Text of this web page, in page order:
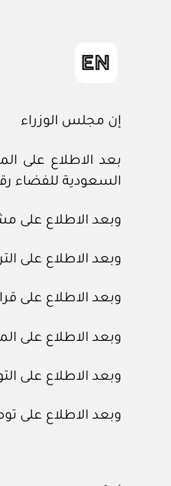
إن مجلس الوزراء
السعودية للفضاء رقم ٢٢١ وتاريخ ١١ /٥ /١٤٤٤هـ، في شأن مشروع تنظيم وكالة الفضاء
وبعد الاطلاع على
وبعد الاطلاع على
وبعد الاطلاع على قرار مجلس
وبعد الاطلاع على المذكرتين رقم (٢٨٦٠) وتاريخ ١٩ /٩ /١٤٤٤هـ، ورقم (٣٥٥٨) وتاريخ ١٥
وبعد الاطلاع على التوصية
وبعد الاطلاع على توصية